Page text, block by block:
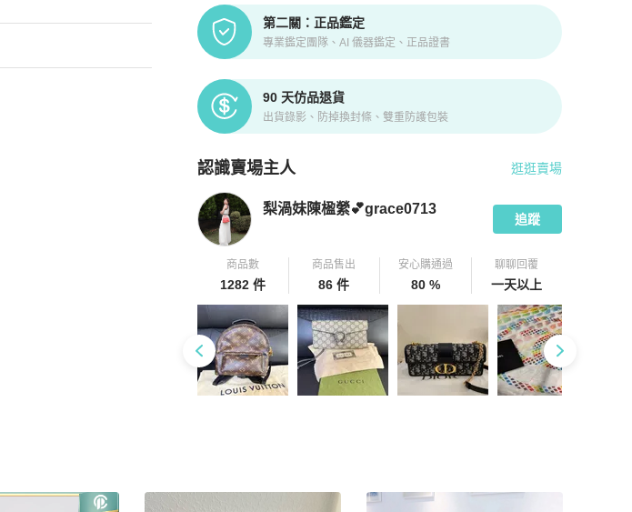
第二關：正品鑑定
專業鑑定團隊、AI 儀器鑑定、正品證書
90 天仿品退貨
出貨錄影、防掉換封條、雙重防護包裝
認識賣場主人
PopChill 拍拍圈嚴選賣家 梨渦妹陳楹縈💕grace0713介紹
逛逛賣場
梨渦妹陳楹縈💕grace0713
追蹤
商品數
1282 件
商品售出
86 件
安心購通過
80 %
聊聊回覆
一天以上